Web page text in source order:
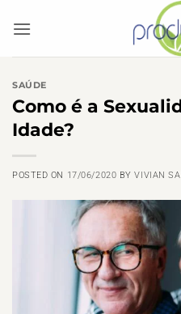
SAÚDE
Como é a
Idade?
POSTED ON 17/06/2020 BYVIVIAN